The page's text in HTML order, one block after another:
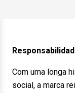
Com uma longa
social, a marca